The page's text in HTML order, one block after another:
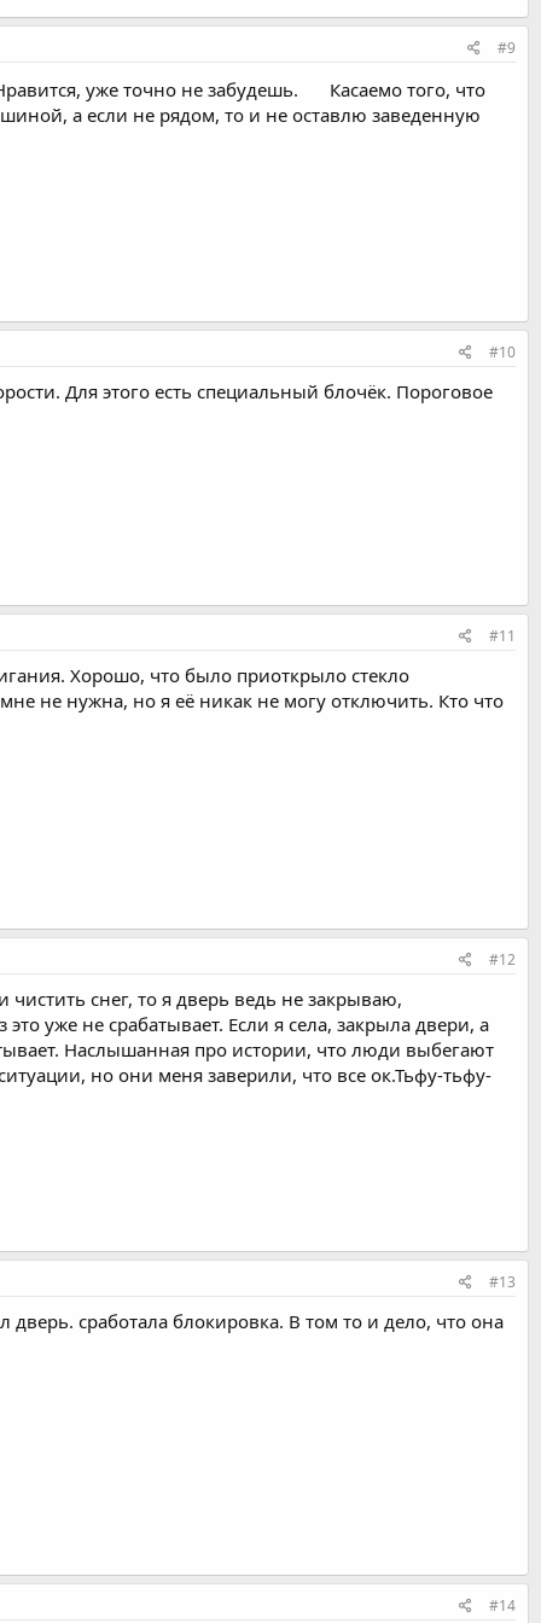
#9
уже точно не забудешь.
Касаемо того, что
а если не рядом, то и не оставлю заведенную
#10
Для этого есть специальный блочёк. Пороговое
#11
Хорошо, что было приоткрыло стекло
не нужна, но я её никак не могу отключить. Кто что
#12
снег, то я дверь ведь не закрываю,
уже не срабатывает. Если я села, закрыла двери, а
Наслышанная про истории, что люди выбегают
но они меня заверили, что все ок.Тьфу-тьфу-
#13
сработала блокировка. В том то и дело, что она
#14